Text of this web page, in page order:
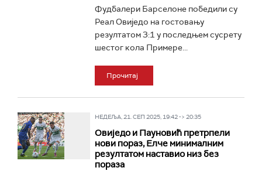
Фудбалери Барселоне победили су
Реал Овиједо на гостовању
резултатом 3:1 у последњем сусрету
шестог кола Примере...
Прочитај
НЕДЕЉА, 21. СЕП 2025, 19:42 -> 20:35
Овиједо и Пауновић претрпели
нови пораз, Елче минималним
резултатом наставио низ без
пораза